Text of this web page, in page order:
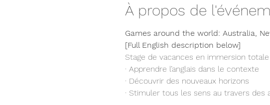
À propos de
Games around the world: Australia,
[Full English description below]
Stage de vacances en immersion
· Apprendre l’anglais dans le contexte
· Découvrir des nouveaux horizons
· Stimuler tous les sens au travers